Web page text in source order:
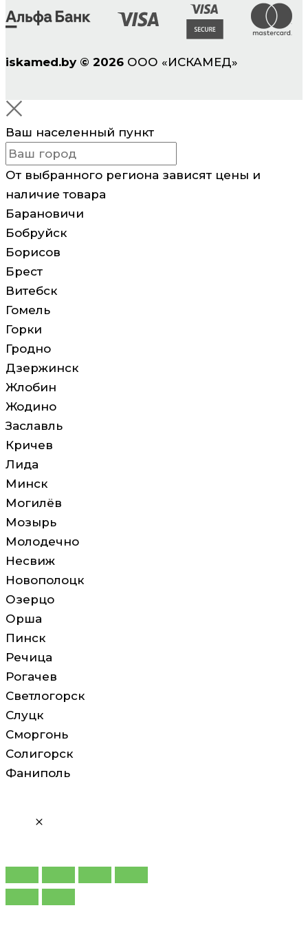
iskamed.by © 2026 ООО «ИСКАМЕД»
Ваш населенный пункт
От выбранного региона зависят цены и
наличие товара
Барановичи
Бобруйск
Борисов
Брест
Витебск
Гомель
Горки
Гродно
Дзержинск
Жлобин
Жодино
Заславль
Кричев
Лида
Минск
Могилёв
Мозырь
Молодечно
Несвиж
Новополоцк
Озерцо
Орша
Пинск
Речица
Рогачев
Светлогорск
Слуцк
Сморгонь
Солигорск
Фаниполь